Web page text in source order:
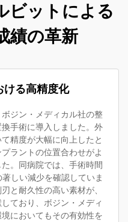
ビットによる
績の革新
ける高精度化
ジン・メディカル社の整
手術に導入しました。外
精度が大幅に向上したと
ラントの位置合わせがよ
。同病院では、手術時間
しい減少を確認していま
と耐久性の高い素材が、
ており、ボジン・メディ
においてもその有効性を